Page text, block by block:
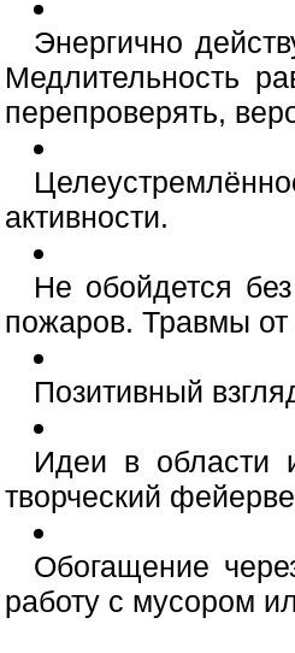
Энергично
Медлительность
перепроверять,
активности.
Не обойдется
пожаров. Травмы от
Позитивный
Идеи в области
творческий
Обогащение
работу с мусором